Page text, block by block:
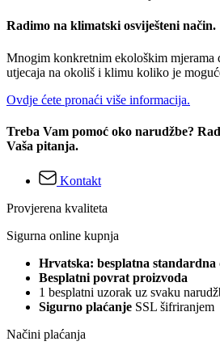
Radimo na klimatski osviješteni način.
Mnogim konkretnim ekološkim mjerama
utjecaja na okoliš i klimu koliko je
Ovdje ćete pronaći više informacija.
Treba Vam pomoć oko narudžbe?
Vaša pitanja.
Kontakt
Provjerena kvaliteta
Sigurna online kupnja
Hrvatska: besplatna standardna
Besplatni povrat proizvoda
1 besplatni uzorak uz svaku
Sigurno plaćanje SSL šifriranjem
Načini plaćanja